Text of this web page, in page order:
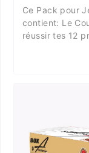
Ce Pack pour
contient: Le
réussir tes 12
rêver votre